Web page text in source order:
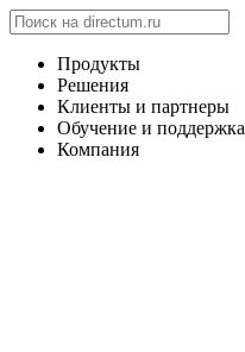
Продукты
Решения
Клиенты и партнеры
Обучение и поддержка
Компания